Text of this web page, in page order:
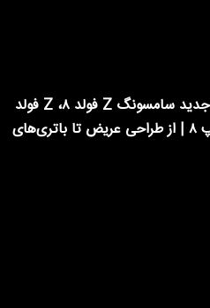
معرفی سه مدل جدید سامسونگ Z فولد ۸، Z فولد
۸ اولترا و Z فلیپ ۸ | از طراحی عریض تا باتری‌های